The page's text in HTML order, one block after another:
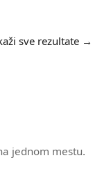
sve rezultate →
jednom mestu.